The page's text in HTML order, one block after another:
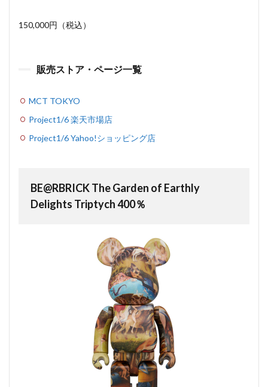
150,000円（税込）
販売ストア・ページ一覧
MCT TOKYO
Project1/6 楽天市場店
Project1/6 Yahoo!ショッピング店
BE@RBRICK The Garden of Earthly
Delights Triptych 400％